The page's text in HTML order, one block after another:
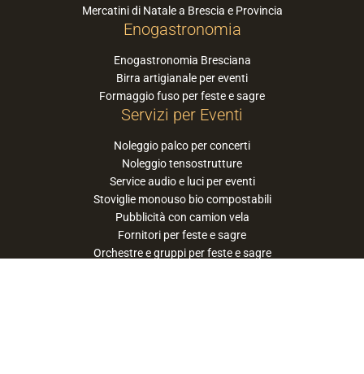
Mercatini di Natale a Brescia e Provincia
Enogastronomia
Enogastronomia Bresciana
Birra artigianale per eventi
Formaggio fuso per feste e sagre
Servizi per Eventi
Noleggio palco per concerti
Noleggio tensostrutture
Service audio e luci per eventi
Stoviglie monouso bio compostabili
Pubblicità con camion vela
Fornitori per feste e sagre
Orchestre e gruppi per feste e sagre